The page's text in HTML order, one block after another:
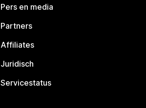
Pers en media
Partners
Affiliates
Juridisch
Servicestatus